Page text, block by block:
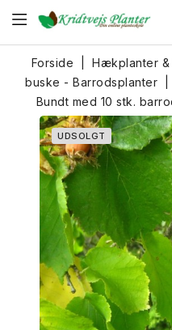
Forside Hækplanter
buske - Barrodsplanter
Bundt med 10 stk.
UDSOLGT